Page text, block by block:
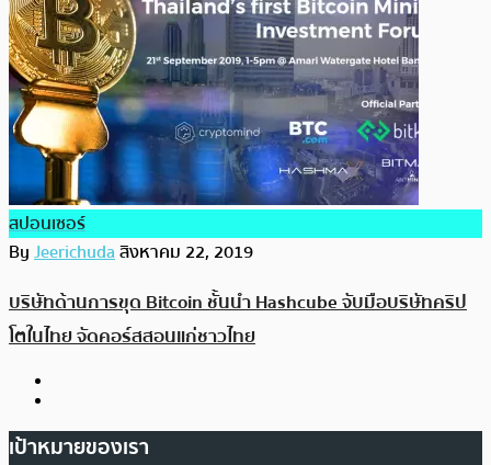
สปอนเซอร์
ByJeerichudaสิงหาคม 22, 2019
บริษัทด้านการขุด Bitcoin ชั้นนำ Hashcube จับมือบริษัทคริป
โตในไทย จัดคอร์สสอนแก่ชาวไทย
เป้าหมายของเรา